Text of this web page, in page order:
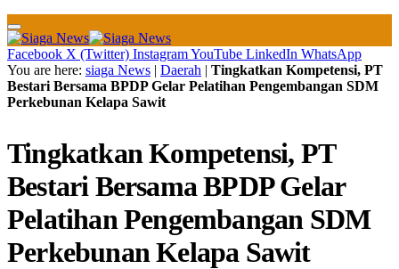
Facebook X (Twitter) InstagramYouTube LinkedIn WhatsApp
You are here: siaga News | Daerah | Tingkatkan Kompetensi, PT
Bestari Bersama BPDP Gelar Pelatihan Pengembangan SDM
Perkebunan Kelapa Sawit
Tingkatkan Kompetensi, PT
Bestari Bersama BPDP Gelar
Pelatihan Pengembangan SDM
Perkebunan Kelapa Sawit